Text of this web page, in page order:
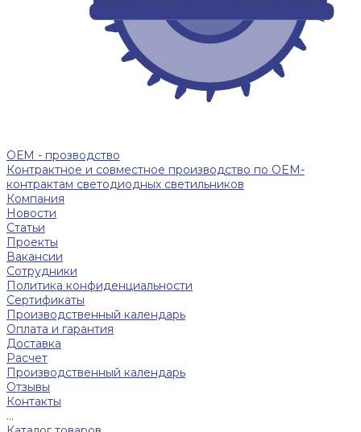
ОЕМ - прозводство
Контрактное и совместное производство по OEM-
контрактам светодиодных светильников
Компания
Новости
Статьи
Проекты
Вакансии
Сотрудники
Политика конфиденциальности
Сертификаты
Производственный календарь
Оплата и гарантия
Доставка
Расчет
Производственный календарь
Отзывы
Контакты
...